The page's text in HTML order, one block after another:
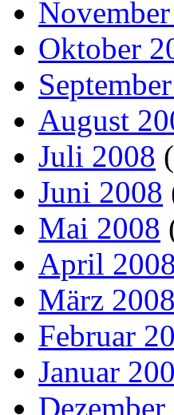
Oktober
August
Juli 2008
Juni 2008
Mai 2008
April 2008
März 2008
Februar
Januar